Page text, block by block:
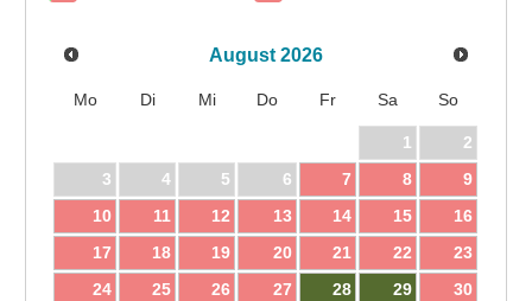
August 2026
Mo Di Mi Do Fr Sa So
1
2
3
4 5 6 7 8
9
10
11 12 13 14 15
16
17
18 19 20 21 22
23
24
25 26 27 28 29
30